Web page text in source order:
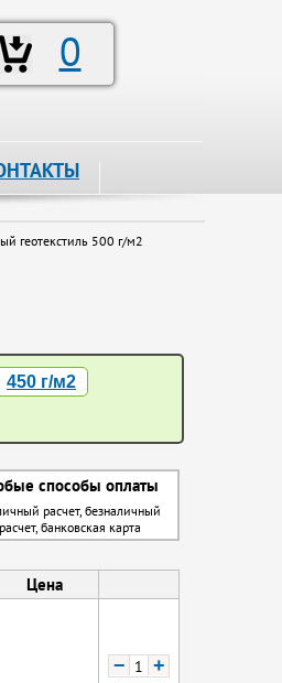
0
геотекстиль 500 г/м2
450 г/м2
способы оплаты
расчет, безналичный
расчет, банковская карта
Цена
− +